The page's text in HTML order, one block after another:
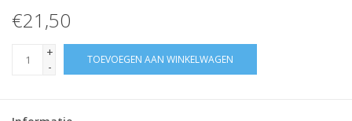
€21,50
+
-
TOEVOEGEN AAN WINKELWAGEN